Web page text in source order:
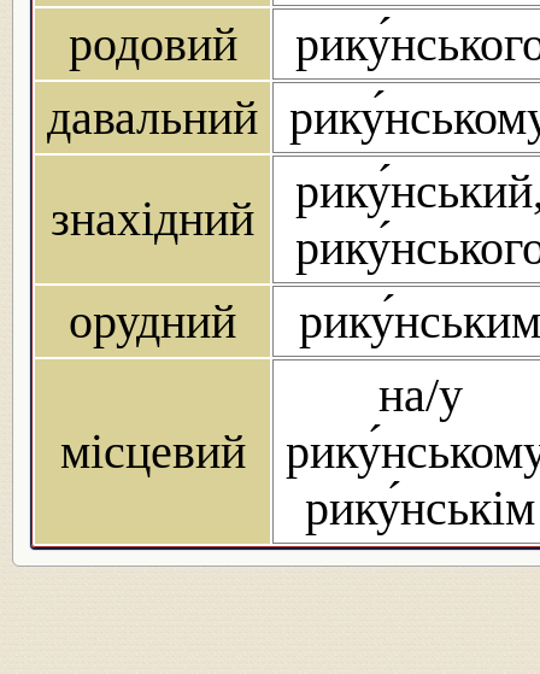
родовий
давальний
знахідний
орудний
рику́нським
місцевий
на/у
рику́нськім